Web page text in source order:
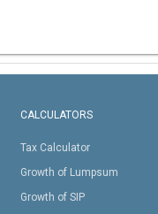
CALCULATORS
Tax Calculator
Growth of Lumpsum
Growth of SIP